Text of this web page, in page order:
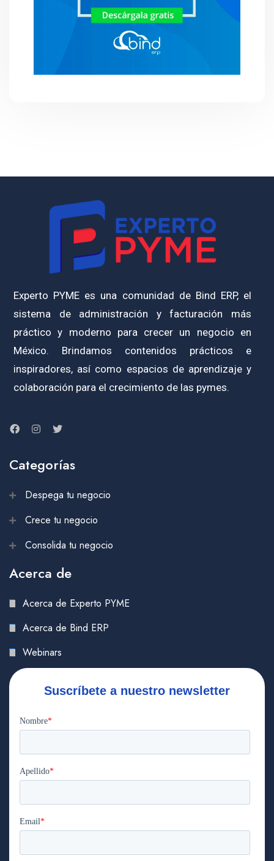
Experto PYME es una comunidad de Bind ERP, el
sistema de administración y facturación más
práctico y moderno para crecer un negocio en
México. Brindamos contenidos prácticos e
inspiradores, así como espacios de aprendizaje y
colaboración para el crecimiento de las pymes.
Categorías
Despega tu negocio
Crece tu negocio
Consolida tu negocio
Acerca de
Acerca de Experto PYME
Acerca de Bind ERP
Webinars
Suscríbete a nuestro newsletter